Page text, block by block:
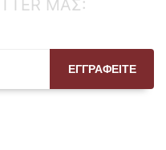
ΜΑΣ:
ΕΓΓΡΑΦΕΙΤΕ